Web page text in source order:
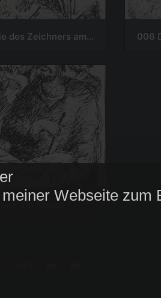
Webseite zum
007 Landpartie des Zeichners am späten Nachmittag